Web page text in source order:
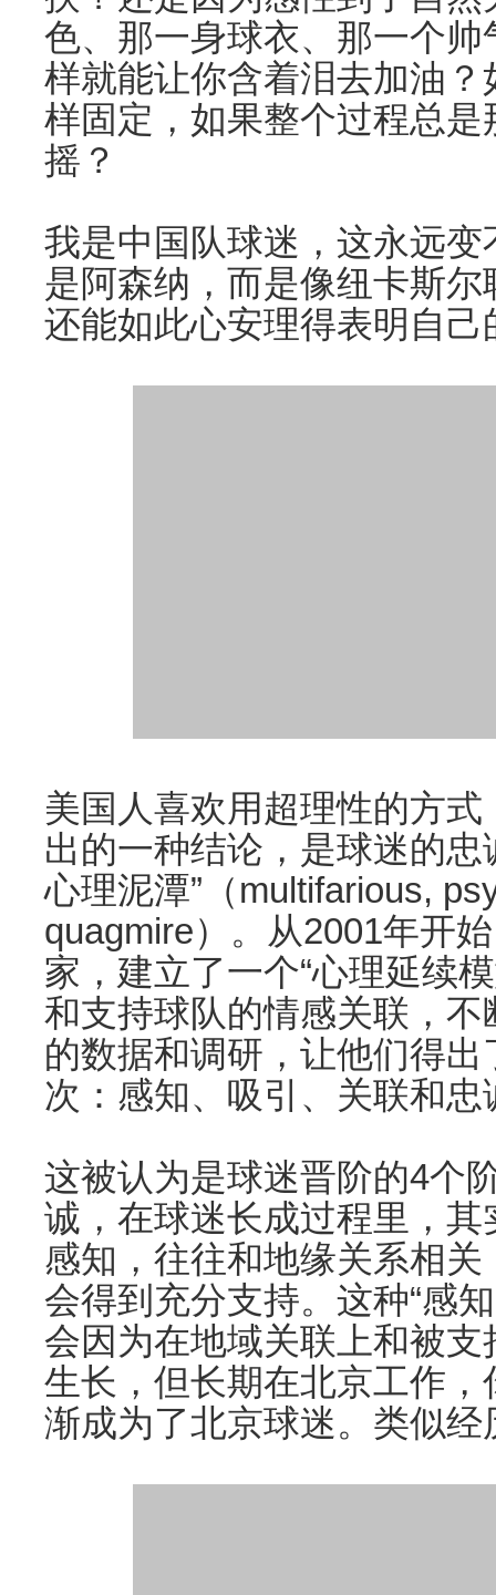
色、那一身球衣、那一个
样就能让你含着泪去加油
样固定，如果整个过程总
摇？
我是中国队球迷，这永远
是阿森纳，而是像纽卡斯
还能如此心安理得表明自己
美国人喜欢用超理性的方
出的一种结论，是球迷的
心理泥潭”（multifarious,
quagmire）。从2001年开
家，建立了一个“心理延续
和支持球队的情感关联，
的数据和调研，让他们得
次：感知、吸引、关联和忠
这被认为是球迷晋阶的4个
诚，在球迷长成过程里，
感知，往往和地缘关系相
会得到充分支持。这种“感
会因为在地域关联上和被
生长，但长期在北京工作
渐成为了北京球迷。类似